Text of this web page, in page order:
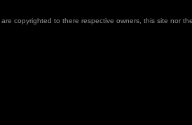
are copyrighted to there respective owners, this site nor